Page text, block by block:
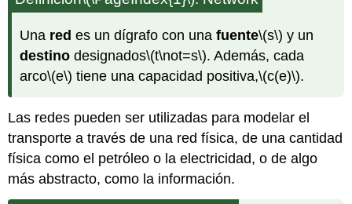
Una red es un dígrafo con unafuente\(s\) y un
destino designados\(t\not=s\). Además, cada
arco\(e\) tiene una capacidad positiva,\(c(e)\).
Las redes pueden ser utilizadas para modelar el
transporte a través de una red física, de una cantidad
física como el petróleo o la electricidad, o de algo
más abstracto, como la información.